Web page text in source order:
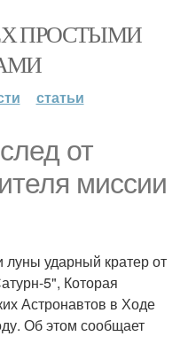
ПРОСТЫМИ
статьи
от
миссии
ударный кратер от
5", Которая
Астронавтов в Ходе
Об этом сообщает